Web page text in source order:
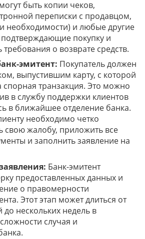
быть копии чеков,
переписки с продавцом,
необходимости) и любые другие
подтверждающие покупку и
о возврате средств.
эмитент: Покупатель должен
выпустившим карту, с которой
транзакция. Это можно
в службу поддержки клиентов
в ближайшее отделение банка.
необходимо четко
свою жалобу, приложить все
и заполнить заявление на
Банк-эмитент
предоставленных данных и
о правомерности
Этот этап может длиться от
до нескольких недель в
случая и